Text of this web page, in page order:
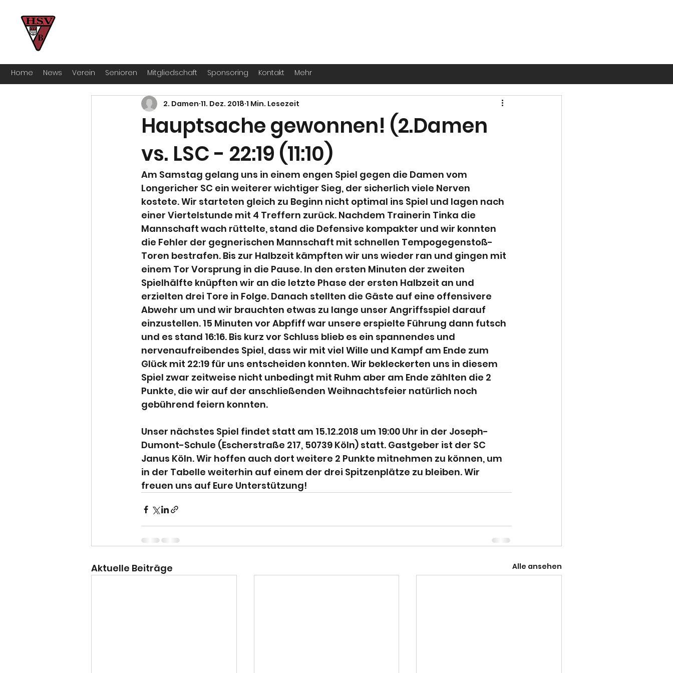
Home News Verein Senioren Mitgliedschaft Sponsoring Kontakt Mehr
Hauptsache gewonnen! (2.Damen
vs. LSC - 22:19 (11:10)
2. Damen 11. Dez. 2018 1 Min. Lesezeit
Am Samstag gelang uns in einem engen Spiel gegen die Damen vom
Longericher SC ein weiterer wichtiger Sieg, der sicherlich viele Nerven
kostete. Wir starteten gleich zu Beginn nicht optimal ins Spiel und lagen nach
einer Viertelstunde mit 4 Treffern zurück. Nachdem Trainerin Tinka die
Mannschaft wach rüttelte, stand die Defensive kompakter und wir konnten
die Fehler der gegnerischen Mannschaft mit schnellen Tempogegenstoß-
Toren bestrafen. Bis zur Halbzeit kämpften wir uns wieder ran und gingen mit
einem Tor Vorsprung in die Pause. In den ersten Minuten der zweiten
Spielhälfte knüpften wir an die letzte Phase der ersten Halbzeit an und
erzielten drei Tore in Folge. Danach stellten die Gäste auf eine offensivere
Abwehr um und wir brauchten etwas zu lange unser Angriffsspiel darauf
einzustellen. 15 Minuten vor Abpfiff war unsere erspielte Führung dann futsch
und es stand 16:16. Bis kurz vor Schluss blieb es ein spannendes und
nervenaufreibendes Spiel, dass wir mit viel Wille und Kampf am Ende zum
Glück mit 22:19 für uns entscheiden konnten. Wir bekleckerten uns in diesem
Spiel zwar zeitweise nicht unbedingt mit Ruhm aber am Ende zählten die 2
Punkte, die wir auf der anschließenden Weihnachtsfeier natürlich noch
gebührend feiern konnten.
Unser nächstes Spiel findet statt am 15.12.2018 um 19:00 Uhr in der Joseph-
Dumont-Schule (Escherstraße 217, 50739 Köln) statt. Gastgeber ist der SC
Janus Köln. Wir hoffen auch dort weitere 2 Punkte mitnehmen zu können, um
in der Tabelle weiterhin auf einem der drei Spitzenplätze zu bleiben. Wir
freuen uns auf Eure Unterstützung!
Aktuelle Beiträge Alle ansehen